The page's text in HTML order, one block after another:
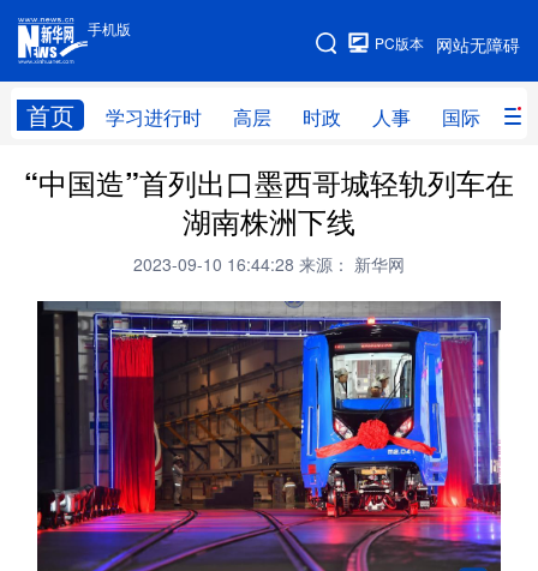
手机版
网站无障碍
PC版本
首页 学习进行时 高层 时政 人事 国际 财
手机版
网站地图
学习进行时 高层 时政 人事
财经 网评
全球连线
科技 科创 量子 体育
文化 书画 健康 军事
访谈 视频 图片 政务
法律 中央文件 金融 汽车
食品 人居 信息化 数字经济
“中国造”首列出口墨西哥城轻轨列车在
湖南株洲下线
2023-09-10 16:44:28 来源： 新华网